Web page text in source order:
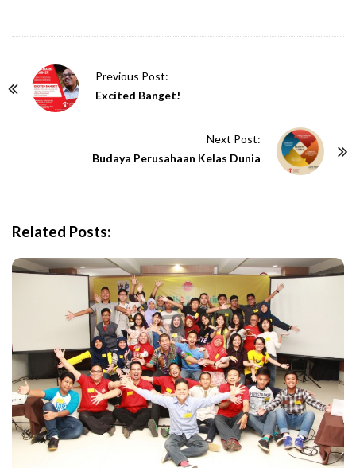
Previous Post:
Excited Banget!
Next Post:
Budaya Perusahaan Kelas Dunia
Related Posts: